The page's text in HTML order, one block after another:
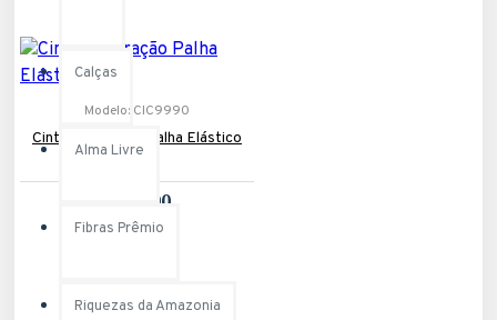
Calças
Alma Livre
Fibras Prêmio
Riquezas da Amazonia
Modelo: CIC9990
Cinto Inspiração Palha Elástico
R$99,90